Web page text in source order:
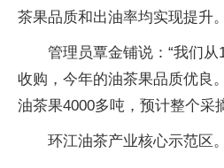
茶果品质和出油率均实现提升。
管理员覃金铺说：“我们
收购，今年的油茶果品质优良
油茶果4000多吨，预计整个采
环江油茶产业核心示范区。